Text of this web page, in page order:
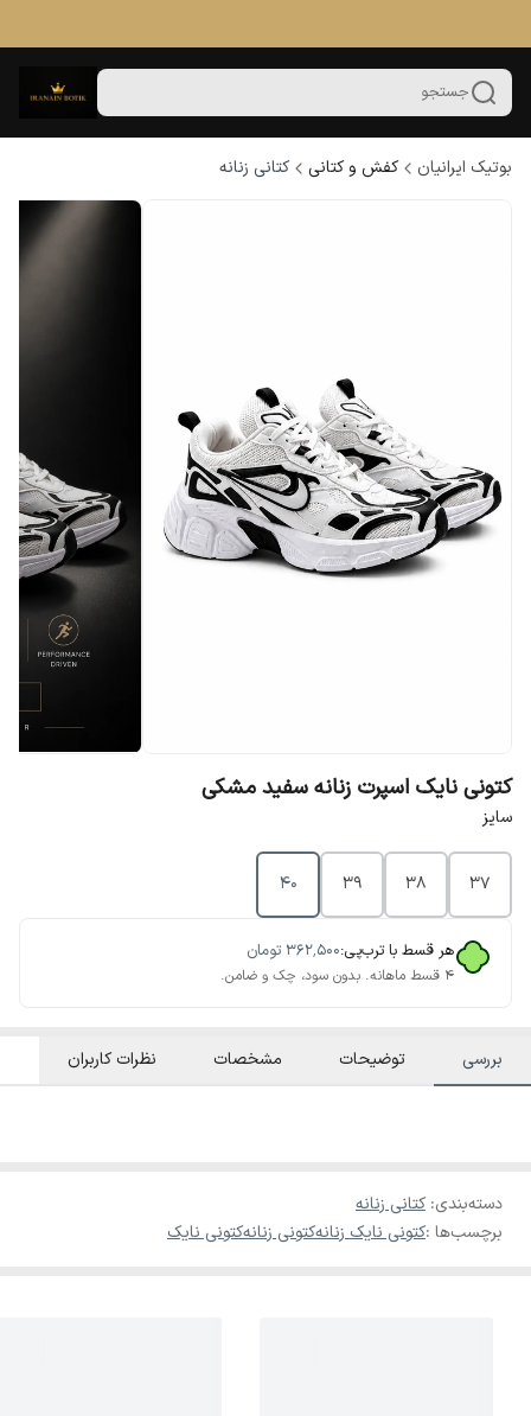
جستجو
بوتیک ایرانیان کفش و کتانی کتانی زنانه
کتونی نایک اسپرت زنانه سفید مشکی
سایز
37
38
39
40
هر قسط با ترب‌پی:۳۶۲٬۵۰۰ تومان
۴ قسط ماهانه. بدون سود، چک و ضامن.
بررسی توضیحات مشخصات نظرات کاربران
دسته‌بندی: کتانی زنانه
برچسب‌ها :کتونی نایک زنانهکتونی زنانهکتونی نایک